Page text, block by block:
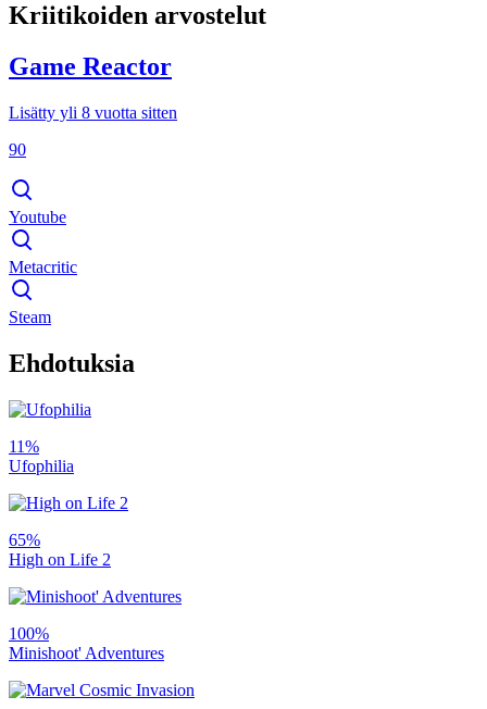
Kriitikoiden arvostelut
Game Reactor
Lisätty yli 8 vuotta sitten
90
Youtube
Metacritic
Steam
Ehdotuksia
11%
Ufophilia
65%
High on Life 2
100%
Minishoot' Adventures